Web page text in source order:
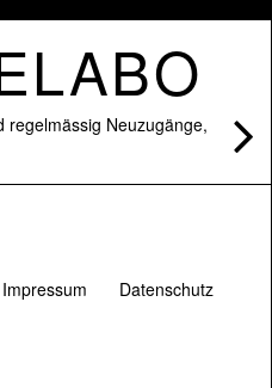
regelmässig Neuzugänge,
Impressum Datenschutz